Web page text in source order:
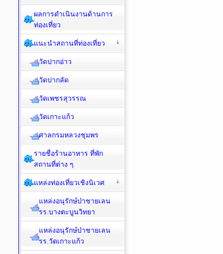
ผลการดำเนินงานด้านการ
ท่องเที่ยว
แนะนำสถานที่ท่องเที่ยว
วัดปากอ่าว
วัดปากลัด
วัดเพชรสุวรรณ
วัดเกาะแก้ว
ศาลกรมหลวงชุมพร
รายชื่อร้านอาหาร ที่พัก
สถานที่ต่าง ๆ
แหล่งท่องเที่ยวเชิงนิเวศ
แหล่งอนุรักษ์ป่าชายเลน
รร.บางตะบูนวิทยา
แหล่งอนุรักษ์ป่าชายเลน
รร.วัดเกาะแก้ว